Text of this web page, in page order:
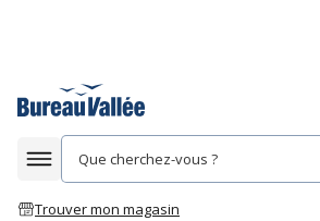
Afficher la navigation
Trouver mon magasin